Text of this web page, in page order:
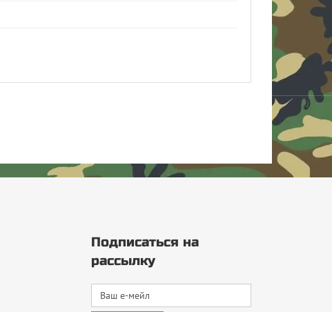
Подписаться на
рассылку